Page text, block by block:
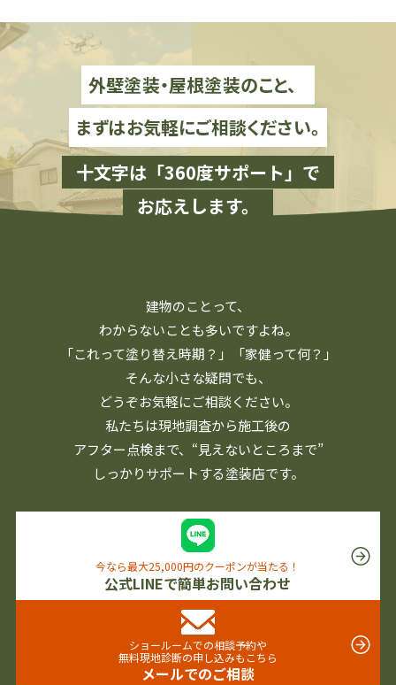
外壁塗装・屋根塗装のこと、
まずはお気軽にご相談ください。
十文字は「360度サポート」で
お応えします。
建物のことって、
わからないことも多いですよね。
「これって塗り替え時期？」「家健って何？」
そんな小さな疑問でも、
どうぞお気軽にご相談ください。
私たちは現地調査から施工後の
アフター点検まで、 “見えないところまで”
しっかりサポートする塗装店です。
今なら最大25,000円のクーポンが当たる！
公式LINEで簡単お問い合わせ
ショールームでの相談予約や
無料現地診断の申し込みもこちら
メールでのご相談